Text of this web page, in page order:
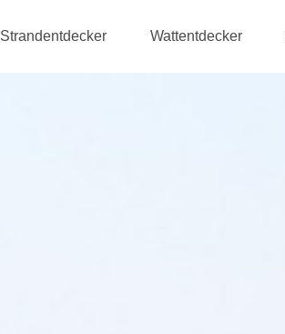
Strandentdecker Wattentdecker